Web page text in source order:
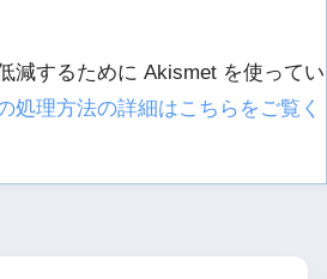
減するために Akismet を使ってい
処理方法の詳細はこちらをご覧く